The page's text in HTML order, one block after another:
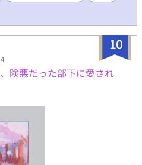
て犬死に！？ と焦って土下座
世界は小説とは全く違う道を進
ファンタジーもの（魔法など
人間です。当て馬も居ます。含
男性妊娠（設定のみ）など R-18
10
険悪だった部下に愛され